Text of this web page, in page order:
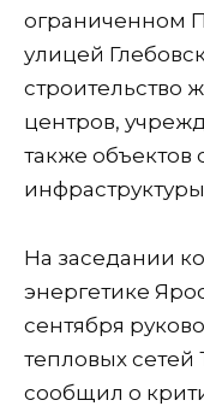
ограниченном
улицей
строительство
центров,
также объектов
На заседании
энергетике
сентября
тепловых
сообщил о